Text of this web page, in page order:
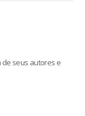
seus autores e